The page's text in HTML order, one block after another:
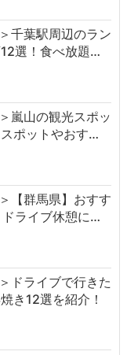
千葉駅周辺のラン
選！食べ放題…
嵐山の観光スポッ
ポットやおす…
【群馬県】おすす
ライブ休憩に…
ドライブで行きた
き12選を紹介！